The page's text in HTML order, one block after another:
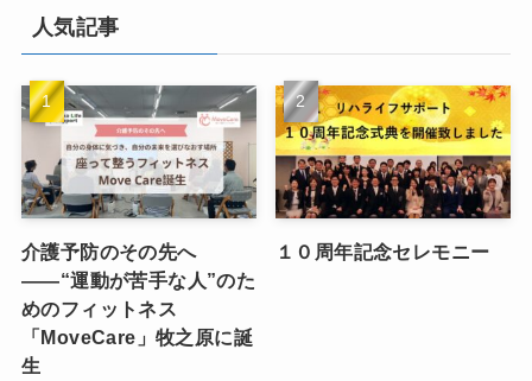
人気記事
介護予防のその先へ
――“運動が苦手な人”のた
めのフィットネス
「MoveCare」牧之原に誕
生
１０周年記念セレモニー